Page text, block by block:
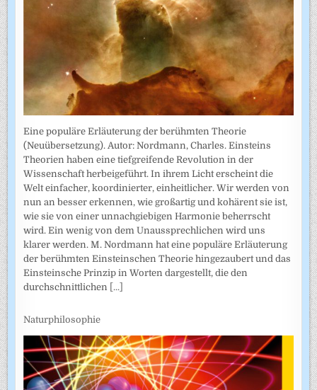
Eine populäre Erläuterung der berühmten Theorie
(Neuübersetzung). Autor: Nordmann, Charles. Einsteins
Theorien haben eine tiefgreifende Revolution in der
Wissenschaft herbeigeführt. In ihrem Licht erscheint die
Welt einfacher, koordinierter, einheitlicher. Wir werden von
nun an besser erkennen, wie großartig und kohärent sie ist,
wie sie von einer unnachgiebigen Harmonie beherrscht
wird. Ein wenig von dem Unaussprechlichen wird uns
klarer werden. M. Nordmann hat eine populäre Erläuterung
der berühmten Einsteinschen Theorie hingezaubert und das
Einsteinsche Prinzip in Worten dargestellt, die den
durchschnittlichen [...]
Naturphilosophie